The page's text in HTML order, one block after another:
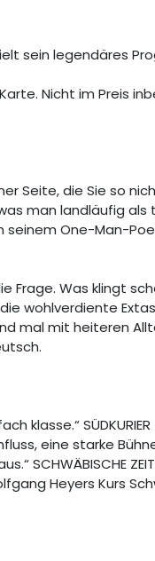
sein legendäres
Nicht im Preis
Seite, die Sie so
man landläufig
One-Man-
Frage. Was klingt
wohlverdiente
mal mit heiteren
klasse.“ SÜDKURIER
eine starke
SCHWÄBISCHE
Heyers Kurs